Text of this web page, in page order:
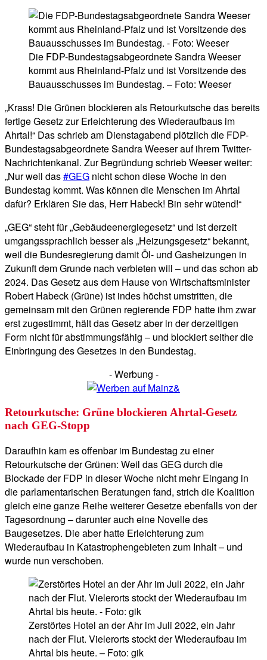
Die FDP-Bundestagsabgeordnete Sandra Weeser
kommt aus Rheinland-Pfalz und ist Vorsitzende des
Bauausschusses im Bundestag. – Foto: Weeser
„Krass! Die Grünen blockieren als Retourkutsche das bereits
fertige Gesetz zur Erleichterung des Wiederaufbaus im
Ahrtal!“ Das schrieb am Dienstagabend plötzlich die FDP-
Bundestagsabgeordnete Sandra Weeser auf ihrem Twitter-
Nachrichtenkanal. Zur Begründung schrieb Weeser weiter:
„Nur weil das#GEG nicht schon diese Woche in den
Bundestag kommt. Was können die Menschen im Ahrtal
dafür? Erklären Sie das, Herr Habeck! Bin sehr wütend!“
„GEG“ steht für „Gebäudeenergiegesetz“ und ist derzeit
umgangssprachlich besser als „Heizungsgesetz“ bekannt,
weil die Bundesregierung damit Öl- und Gasheizungen in
Zukunft dem Grunde nach verbieten will – und das schon ab
2024. Das Gesetz aus dem Hause von Wirtschaftsminister
Robert Habeck (Grüne) ist indes höchst umstritten, die
gemeinsam mit den Grünen regierende FDP hatte ihm zwar
erst zugestimmt, hält das Gesetz aber in der derzeitigen
Form nicht für abstimmungsfähig – und blockiert seither die
Einbringung des Gesetzes in den Bundestag.
- Werbung -
Retourkutsche: Grüne blockieren Ahrtal-Gesetz
nach GEG-Stopp
Daraufhin kam es offenbar im Bundestag zu einer
Retourkutsche der Grünen: Weil das GEG durch die
Blockade der FDP in dieser Woche nicht mehr Eingang in
die parlamentarischen Beratungen fand, strich die Koalition
gleich eine ganze Reihe weiterer Gesetze ebenfalls von der
Tagesordnung – darunter auch eine Novelle des
Baugesetzes. Die aber hatte Erleichterung zum
Wiederaufbau in Katastrophengebieten zum Inhalt – und
wurde nun verschoben.
Zerstörtes Hotel an der Ahr im Juli 2022, ein Jahr
nach der Flut. Vielerorts stockt der Wiederaufbau im
Ahrtal bis heute. – Foto: gik